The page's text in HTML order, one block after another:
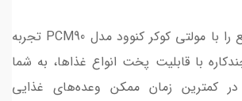
آشپزی آسان و سریع را با مولتی کوکر کنوود مدل PCM90 تجربه
با قابلیت‌ پخت انواع غذاها، به شما
کمترین زمان ممکن وعده‌های غذایی